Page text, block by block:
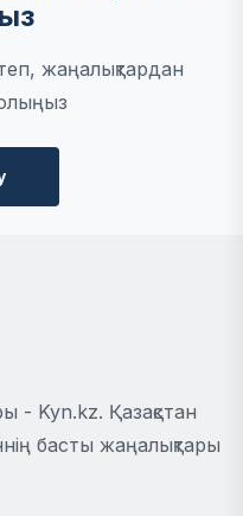
жаңалықтардан
- Kyn.kz. Қазақстан
басты жаңалықтары